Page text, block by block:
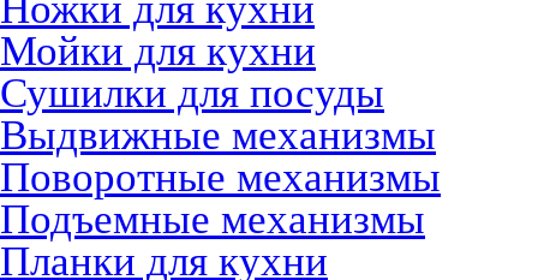
Мойки для кухни
Сушилки для посуды
Выдвижные механизмы
Поворотные механизмы
Подъемные механизмы
Планки для кухни